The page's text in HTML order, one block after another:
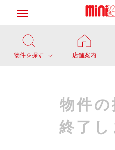
物件を探す 店舗案内
物件の
終了し